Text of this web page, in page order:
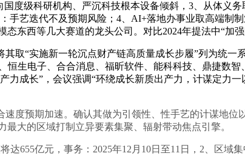
度级科研机构、严沉科技根本设备倾斜，3、从体义
手艺迭代不及预期风险；4、AI+落地办事业取高端制
东西等几大赛道的龙头公司。对比2024年提法中“加强
“实施新一轮沉点财产链高质量成长步履”列为统一
生电子、合合消息、福昕软件、能科科技、鼎捷数
力成长”，会议强调“环绕成长新质出产力，计谋定力
预期加速。确认其做为引领性、性手艺的计谋地位
大的区域打制立异要素集聚、辐射带动焦点引擎。
655亿元，事务：2025年12月10日至11日，2、区域